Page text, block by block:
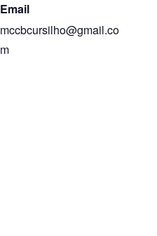
Email
mccbcursilho@gmail.co
m